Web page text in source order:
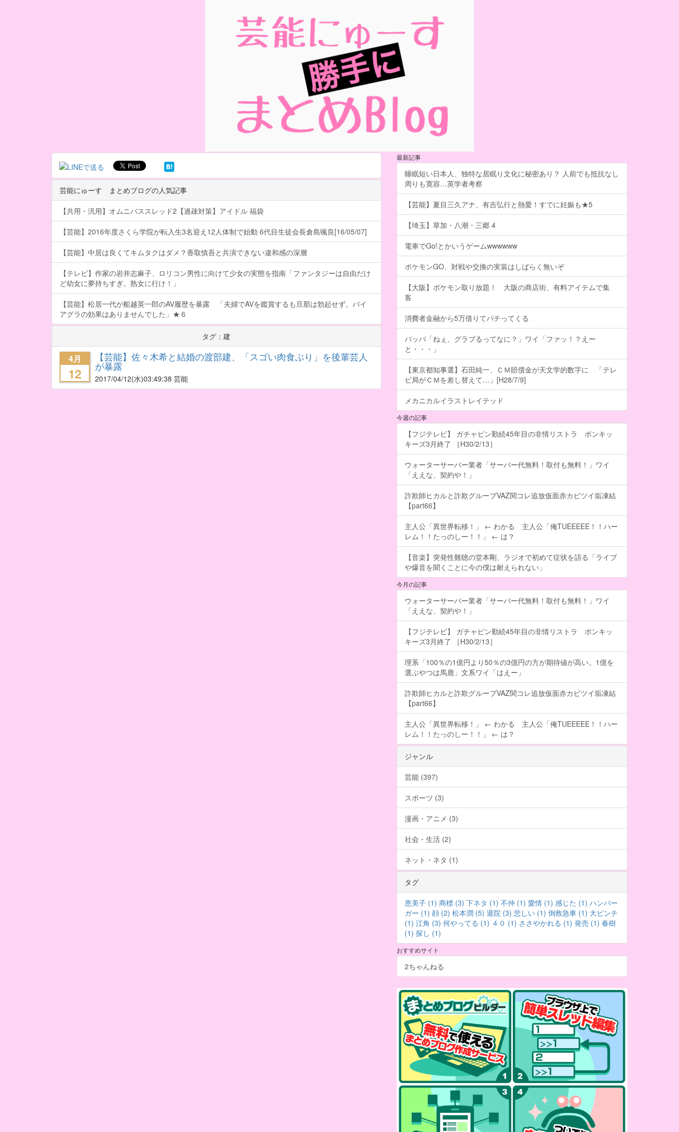
芸能にゅーす まとめブログの人気記事
【共用・汎用】オムニバススレッド2【過疎対策】アイドル 福袋
【芸能】2016年度さくら学院が転入生3名迎え12人体制で始動 6代目生徒会長倉島颯良[16/05/07]
【芸能】中居は良くてキムタクはダメ？香取慎吾と共演できない違和感の深層
【テレビ】作家の岩井志麻子、ロリコン男性に向けて少女の実態を指南「ファンタジーは自由だけ
ど幼女に夢持ちすぎ。熟女に行け！」
【芸能】松居一代が船越英一郎のAV履歴を暴露 「夫婦でAVを鑑賞するも旦那は勃起せず。バイ
アグラの効果はありませんでした」★６
タグ：建
4月
12
【芸能】佐々木希と結婚の渡部建、「スゴい肉食ぶり」を後輩芸人
が暴露
2017/04/12(水)03:49:38 芸能
最新記事
睡眠短い日本人、独特な居眠り文化に秘密あり？ 人前でも抵抗なし
周りも寛容…英学者考察
【芸能】夏目三久アナ、有吉弘行と熱愛！すでに妊娠も★5
【埼玉】草加・八潮・三郷 4
電車でGo!とかいうゲームwwwwww
ポケモンGO、対戦や交換の実装はしばらく無いぞ
【大阪】ポケモン取り放題！ 大阪の商店街、有料アイテムで集
客
消費者金融から5万借りてパチってくる
バッバ「ねぇ、グラブるってなに？」ワイ「ファッ！？えー
と・・・」
【東京都知事選】石田純一、ＣＭ賠償金が天文学的数字に 「テレ
ビ局がＣＭを差し替えて…」[H28/7/9]
メカニカルイラストレイテッド
今週の記事
【フジテレビ】 ガチャピン勤続45年目の非情リストラ ポンキッ
キーズ3月終了 ［H30/2/13］
ウォーターサーバー業者「サーバー代無料！取付も無料！」ワイ
「ええな、契約や！」
詐欺師ヒカルと詐欺グループVAZ関コレ追放仮面赤カビツイ垢凍結
【part66】
主人公「異世界転移！」 ← わかる 主人公「俺TUEEEEE！！ハー
レム！！たっのしー！！」 ← は？
【音楽】突発性難聴の堂本剛、ラジオで初めて症状を語る「ライブ
や爆音を聞くことに今の僕は耐えられない」
今月の記事
ウォーターサーバー業者「サーバー代無料！取付も無料！」ワイ
「ええな、契約や！」
【フジテレビ】 ガチャピン勤続45年目の非情リストラ ポンキッ
キーズ3月終了 ［H30/2/13］
理系「100％の1億円より50％の3億円の方が期待値が高い。1億を
選ぶやつは馬鹿」文系ワイ「はえー」
詐欺師ヒカルと詐欺グループVAZ関コレ追放仮面赤カビツイ垢凍結
【part66】
主人公「異世界転移！」 ← わかる 主人公「俺TUEEEEE！！ハー
レム！！たっのしー！！」 ← は？
ジャンル
芸能 (397)
スポーツ (3)
漫画・アニメ (3)
社会・生活 (2)
ネット・ネタ (1)
タグ
恵美子 (1) 商標 (3) 下ネタ (1) 不仲 (1) 愛情 (1) 感じた (1) ハンバー
ガー (1) 顔 (2) 松本潤 (5) 退院 (3) 悲しい (1) 倒救急車 (1) 大ピンチ
(1) 江角 (3) 何やってる (1) ４０ (1) ささやかれる (1) 発売 (1) 春樹
(1) 探し (1)
おすすめサイト
2ちゃんねる